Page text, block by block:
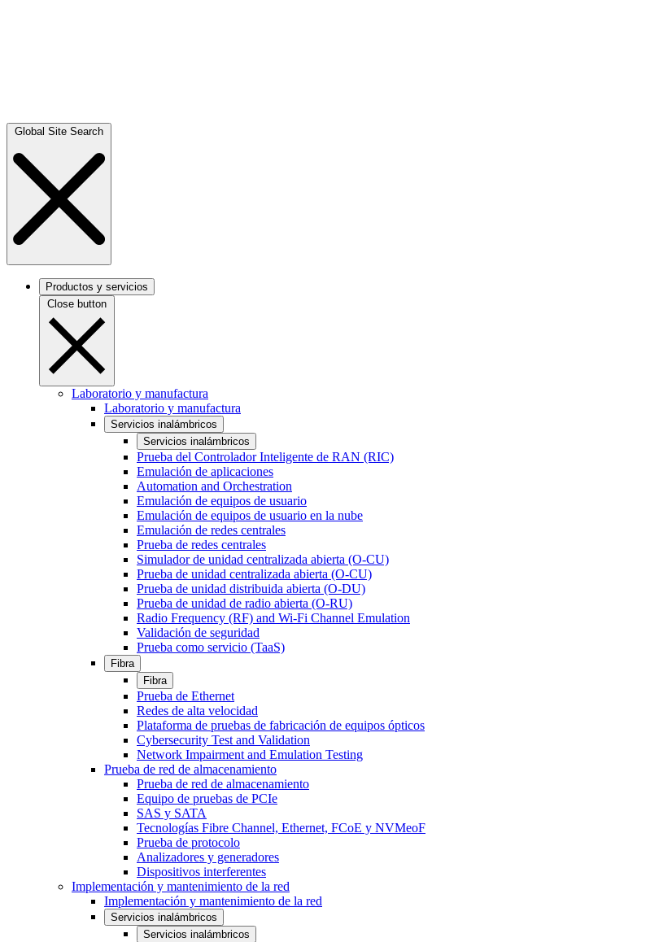
Global Site Search
Productos y servicios
Close button
Laboratorio y manufactura
Laboratorio y manufactura
Servicios inalámbricos
Servicios inalámbricos
Prueba del Controlador Inteligente de RAN (RIC)
Emulación de aplicaciones
Automation and Orchestration
Emulación de equipos de usuario
Emulación de equipos de usuario en la nube
Emulación de redes centrales
Prueba de redes centrales
Simulador de unidad centralizada abierta (O-CU)
Prueba de unidad centralizada abierta (O-CU)
Prueba de unidad distribuida abierta (O-DU)
Prueba de unidad de radio abierta (O-RU)
Radio Frequency (RF) and Wi-Fi Channel Emulation
Validación de seguridad
Prueba como servicio (TaaS)
Fibra
Fibra
Prueba de Ethernet
Redes de alta velocidad
Plataforma de pruebas de fabricación de equipos ópticos
Cybersecurity Test and Validation
Network Impairment and Emulation Testing
Prueba de red de almacenamiento
Prueba de red de almacenamiento
Equipo de pruebas de PCIe
SAS y SATA
Tecnologías Fibre Channel, Ethernet, FCoE y NVMeoF
Prueba de protocolo
Analizadores y generadores
Dispositivos interferentes
Implementación y mantenimiento de la red
Implementación y mantenimiento de la red
Servicios inalámbricos
Servicios inalámbricos